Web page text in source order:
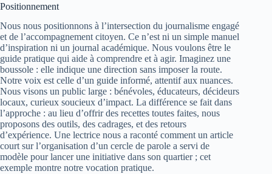
Positionnement
Nous nous positionnons à l’intersection du journalisme engagé
et de l’accompagnement citoyen. Ce n’est ni un simple manuel
d’inspiration ni un journal académique. Nous voulons être le
guide pratique qui aide à comprendre et à agir. Imaginez une
boussole : elle indique une direction sans imposer la route.
Notre voix est celle d’un guide informé, attentif aux nuances.
Nous visons un public large : bénévoles, éducateurs, décideurs
locaux, curieux soucieux d’impact. La différence se fait dans
l’approche : au lieu d’offrir des recettes toutes faites, nous
proposons des outils, des cadrages, et des retours
d’expérience. Une lectrice nous a raconté comment un article
court sur l’organisation d’un cercle de parole a servi de
modèle pour lancer une initiative dans son quartier ; cet
exemple montre notre vocation pratique.